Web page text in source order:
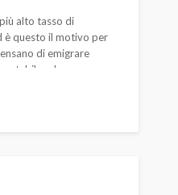
alto tasso di
è questo il motivo per
di emigrare
stabile ed